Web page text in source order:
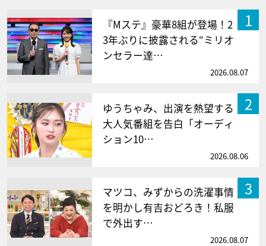
1
『Mステ』豪華8組が登場！2
3年ぶりに披露される“ミリオ
ンセラー達…
2026.08.07
2
ゆうちゃみ、出演を熱望する
大人気番組を告白「オーディ
ション10…
2026.08.06
3
マツコ、みずからの洗濯事情
を明かし有吉おどろき！私服
で外出す…
2026.08.07